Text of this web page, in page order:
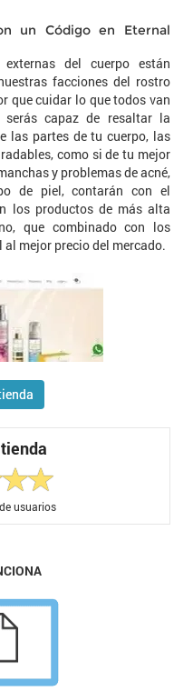
un Código en Eternal
del cuerpo están
facciones del rostro
que cuidar lo que todos van
serás capaz de resaltar la
las partes de tu cuerpo, las
como si de tu mejor
y problemas de acné,
de piel, contarán con el
los productos de más alta
que combinado con los
mejor precio del mercado.
usuarios